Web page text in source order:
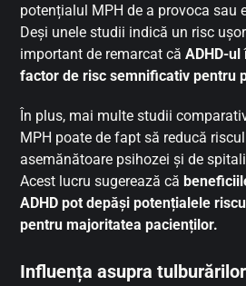
potențialul MPH de a provoca sau
Deși unele studii indică un risc
important de remarcat căADHD-
factor de risc semnificativ pentru
În plus, mai multe studii
MPH poate de fapt să reducă
asemănătoare psihozei și de
Acest lucru sugerează că
ADHD pot depăși potențialele
pentru majoritatea pacienților.
Influența asupra